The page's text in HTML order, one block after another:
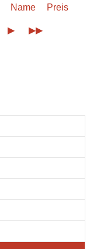
Name Preis
▶ ▶▶